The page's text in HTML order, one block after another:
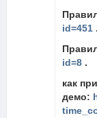
id=451 .
id=8 .
как
демо: